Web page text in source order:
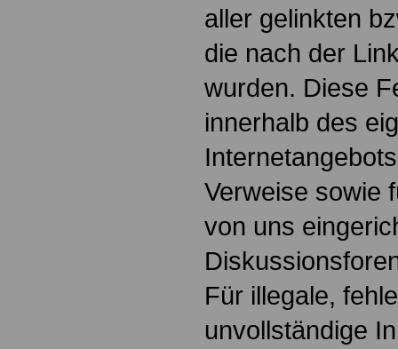
aller gelinkten
die nach der
wurden. Diese
innerhalb des
Verweise sowie
von uns
Für illegale,
unvollständige